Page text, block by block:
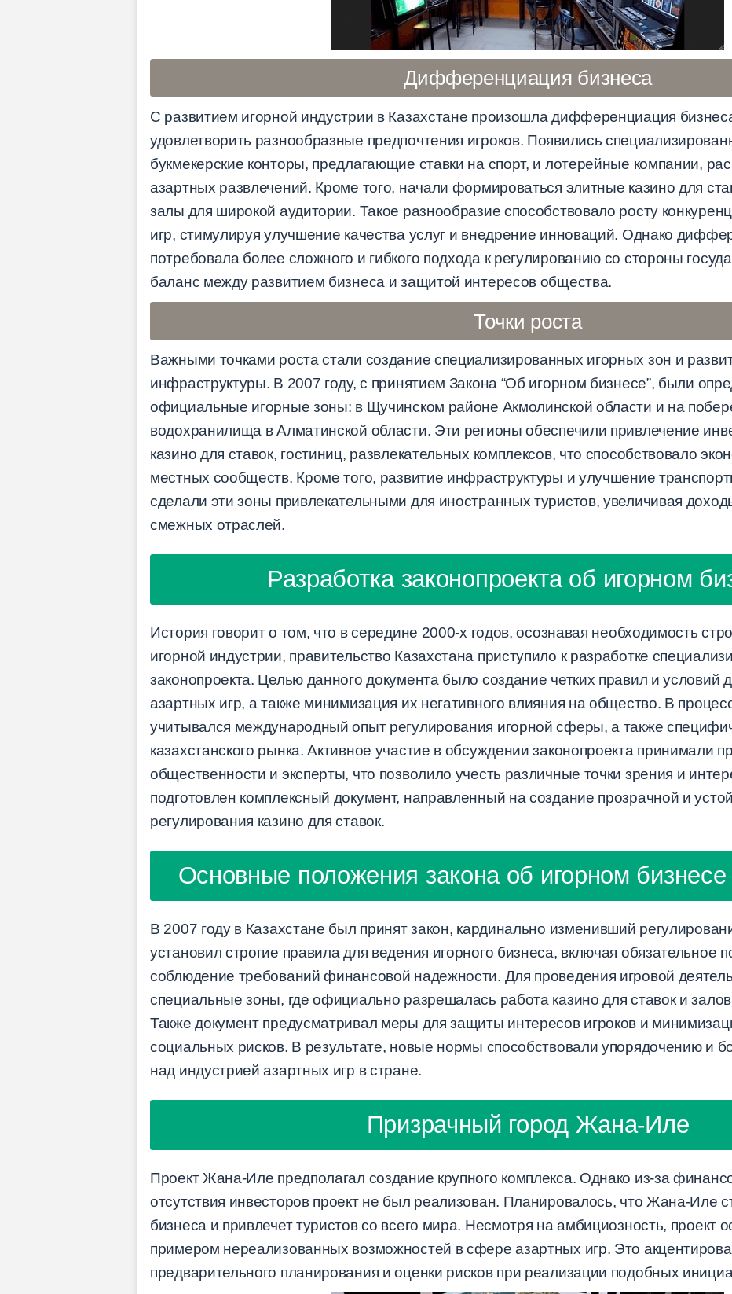
Дифференциация бизнеса
С развитием игорной индустрии в Казахстане произошла дифференциация
удовлетворить разнообразные предпочтения игроков. Появились
букмекерские конторы, предлагающие ставки на спорт, и лотерейные компании,
азартных развлечений. Кроме того, начали формироваться элитные казино для
залы для широкой аудитории. Такое разнообразие способствовало росту
игр, стимулируя улучшение качества услуг и внедрение инноваций. Однако
потребовала более сложного и гибкого подхода к регулированию со стороны
баланс между развитием бизнеса и защитой интересов общества.
Точки роста
Важными точками роста стали создание специализированных игорных зон и
инфраструктуры. В 2007 году, с принятием Закона “Об игорном бизнесе”, были
официальные игорные зоны: в Щучинском районе Акмолинской области и на
водохранилища в Алматинской области. Эти регионы обеспечили привлечение
казино для ставок, гостиниц, развлекательных комплексов, что способствовало
местных сообществ. Кроме того, развитие инфраструктуры и улучшение
сделали эти зоны привлекательными для иностранных туристов, увеличивая
смежных отраслей.
Разработка законопроекта об игорном
История говорит о том, что в середине 2000-х годов, осознавая необходимость
игорной индустрии, правительство Казахстана приступило к разработке
законопроекта. Целью данного документа было создание четких правил и условий
азартных игр, а также минимизация их негативного влияния на общество. В
учитывался международный опыт регулирования игорной сферы, а также
казахстанского рынка. Активное участие в обсуждении законопроекта принимали
общественности и эксперты, что позволило учесть различные точки зрения и
подготовлен комплексный документ, направленный на создание прозрачной и
регулирования казино для ставок.
Основные положения закона об игорном бизнесе
В 2007 году в Казахстане был принят закон, кардинально изменивший
установил строгие правила для ведения игорного бизнеса, включая обязательное
соблюдение требований финансовой надежности. Для проведения игровой
специальные зоны, где официально разрешалась работа казино для ставок и
Также документ предусматривал меры для защиты интересов игроков и
социальных рисков. В результате, новые нормы способствовали упорядочению и
над индустрией азартных игр в стране.
Призрачный город Жана-Иле
Проект Жана-Иле предполагал создание крупного комплекса. Однако из-за
отсутствия инвесторов проект не был реализован. Планировалось, что Жана-Иле
бизнеса и привлечет туристов со всего мира. Несмотря на амбициозность, проект
примером нереализованных возможностей в сфере азартных игр. Это
предварительного планирования и оценки рисков при реализации подобных